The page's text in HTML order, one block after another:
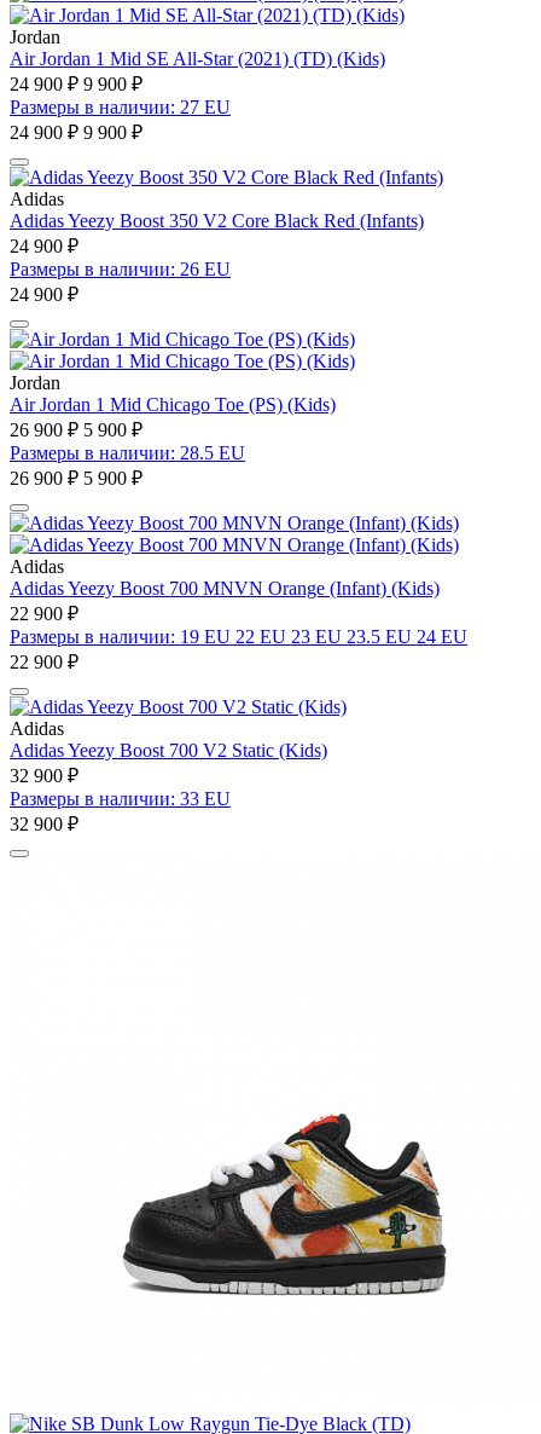
Jordan
Air Jordan 1 Mid SE All-Star (2021) (TD) (Kids)
24 900 ₽ 9 900 ₽
Размеры в наличии: 27 EU
24 900 ₽ 9 900 ₽
Adidas
Adidas Yeezy Boost 350 V2 Core Black Red (Infants)
24 900 ₽
Размеры в наличии: 26 EU
24 900 ₽
Jordan
Air Jordan 1 Mid Chicago Toe (PS) (Kids)
26 900 ₽ 5 900 ₽
Размеры в наличии: 28.5 EU
26 900 ₽ 5 900 ₽
Adidas
Adidas Yeezy Boost 700 MNVN Orange (Infant) (Kids)
22 900 ₽
Размеры в наличии: 19 EU 22 EU 23 EU 23.5 EU 24 EU
22 900 ₽
Adidas
Adidas Yeezy Boost 700 V2 Static (Kids)
32 900 ₽
Размеры в наличии: 33 EU
32 900 ₽